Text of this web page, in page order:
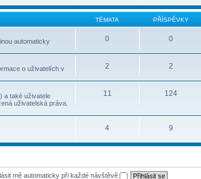
TÉMATA PŘÍSPĚVKY
automaticky
0 0
o uživatelích v
2 2
a také uživatele
uživatelská práva.
11 124
4 9
mě automaticky při každé návštěvě